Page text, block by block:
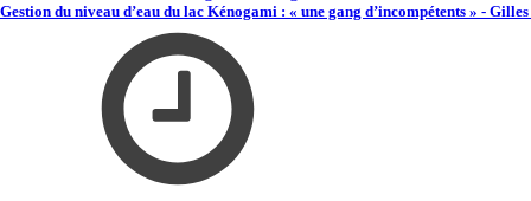
Gestion du niveau d’eau du lac Kénogami : « une gang d’incompétents » -